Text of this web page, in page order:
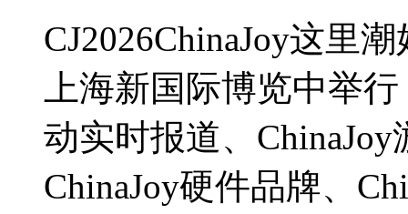
CJ2026ChinaJoy这里
上海新国际博览中举
动实时报道、
ChinaJoy硬件品牌、